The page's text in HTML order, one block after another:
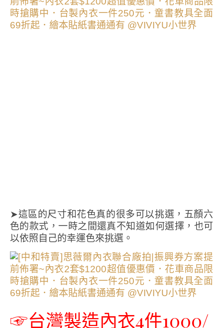
➤這區的尺寸和花色真的很多可以挑選，五顏六
色的款式，一時之間還真不知道如何選擇，也可
以依照自己的幸運色來挑選。
☞台灣製造內衣4件1000/